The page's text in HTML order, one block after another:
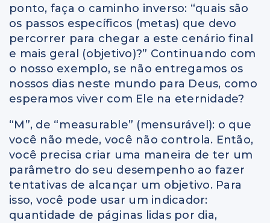
ponto, faça o caminho inverso: “quais são
os passos específicos (metas) que devo
percorrer para chegar a este cenário final
e mais geral (objetivo)?” Continuando com
o nosso exemplo, se não entregamos os
nossos dias neste mundo para Deus, como
esperamos viver com Ele na eternidade?
“M”, de “measurable” (mensurável): o que
você não mede, você não controla. Então,
você precisa criar uma maneira de ter um
parâmetro do seu desempenho ao fazer
tentativas de alcançar um objetivo. Para
isso, você pode usar um indicador:
quantidade de páginas lidas por dia,